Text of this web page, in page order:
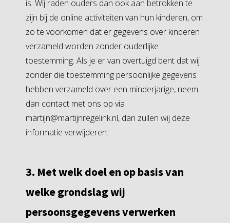
is. Wij raden ouders dan ook aan betrokken te
zijn bij de online activiteiten van hun kinderen, om
zo te voorkomen dat er gegevens over kinderen
verzameld worden zonder ouderlijke
toestemming. Als je er van overtuigd bent dat wij
zonder die toestemming persoonlijke gegevens
hebben verzameld over een minderjarige, neem
dan contact met ons op via
martijn@martijnregelink.nl, dan zullen wij deze
informatie verwijderen.
3. Met welk doel en op basis van
welke grondslag wij
persoonsgegevens verwerken